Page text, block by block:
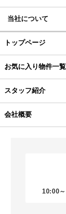
当社について
トップページ
お気に入り物件一覧
スタッフ紹介
会社概要
10:00